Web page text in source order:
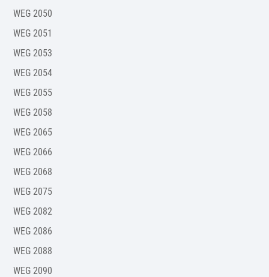
WEG 2050
WEG 2051
WEG 2053
WEG 2054
WEG 2055
WEG 2058
WEG 2065
WEG 2066
WEG 2068
WEG 2075
WEG 2082
WEG 2086
WEG 2088
WEG 2090